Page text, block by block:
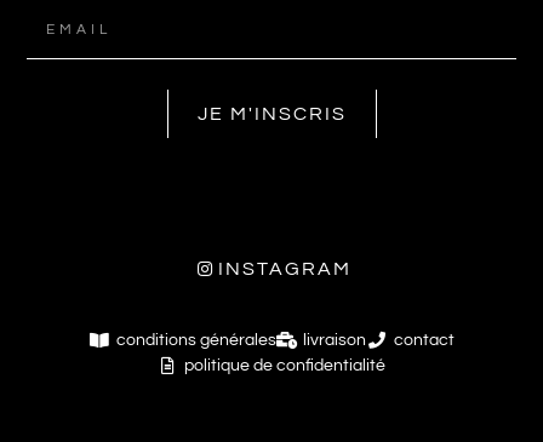
JE M'INSCRIS
INSTAGRAM
conditions générales livraison
contact
politique de confidentialité